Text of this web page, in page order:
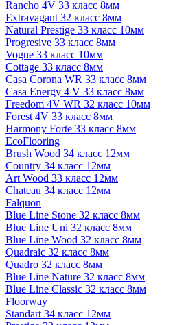
Rancho 4V 33 класс 8мм
Extravagant 32 класс 8мм
Natural Prestige 33 класс 10мм
Progresive 33 класс 8мм
Vogue 33 класс 10мм
Cottage 33 класс 8мм
Casa Corona WR 33 класс 8мм
Casa Energy 4 V 33 класс 8мм
Freedom 4V WR 32 класс 10мм
Forest 4V 33 класс 8мм
Harmony Forte 33 класс 8мм
EcoFlooring
Brush Wood 34 класс 12мм
Country 34 класс 12мм
Art Wood 33 класс 12мм
Chateau 34 класс 12мм
Falquon
Blue Line Stone 32 класс 8мм
Blue Line Uni 32 класс 8мм
Blue Line Wood 32 класс 8мм
Quadraic 32 класс 8мм
Quadro 32 класс 8мм
Blue Line Nature 32 класс 8мм
Blue Line Classic 32 класс 8мм
Floorway
Standart 34 класс 12мм